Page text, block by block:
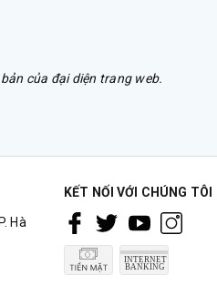
của đại diện trang web.
Hà
KẾT NỐI VỚI CHÚNG TÔI